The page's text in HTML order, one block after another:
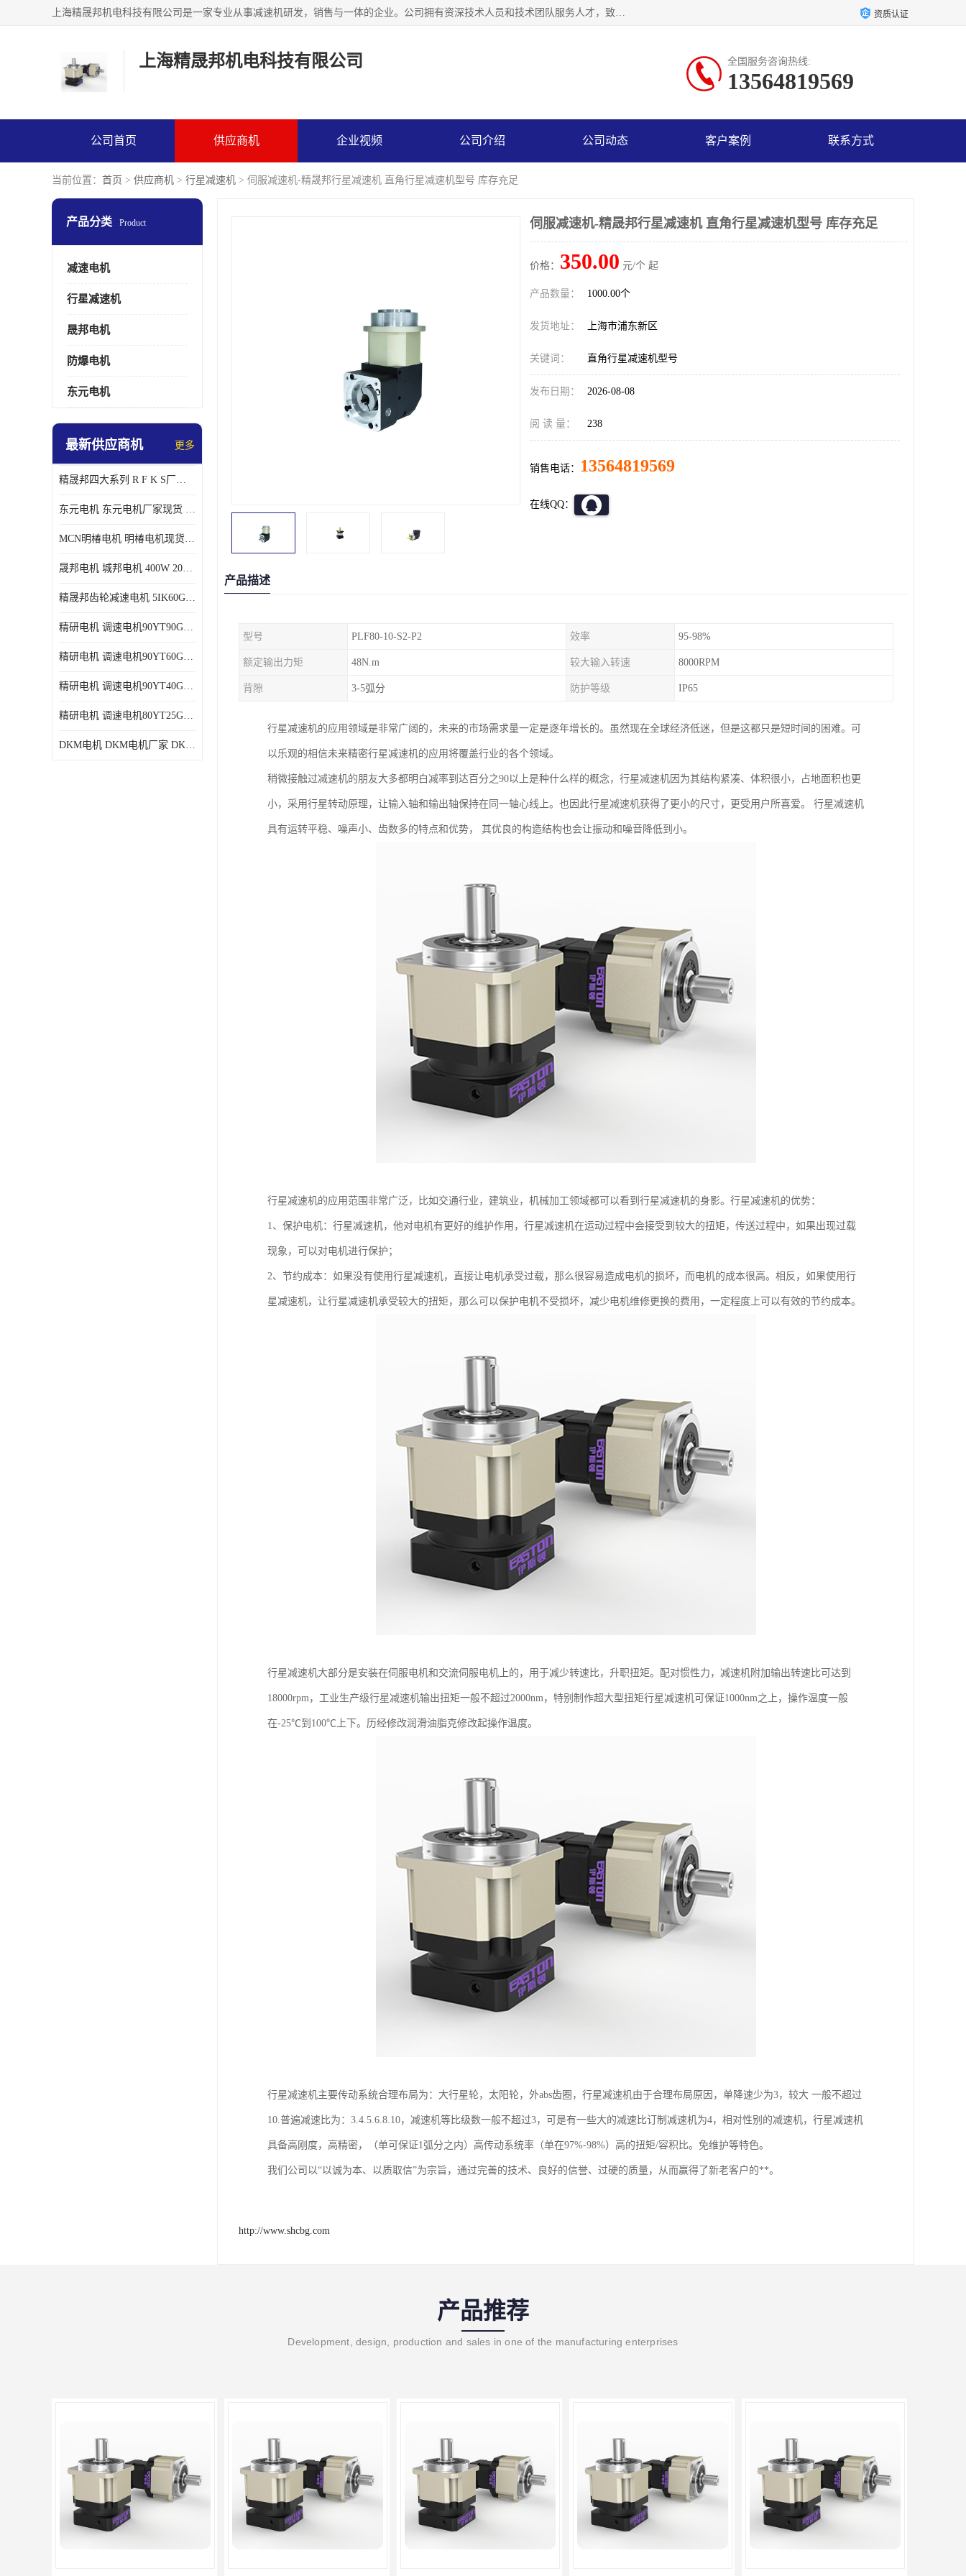
上海精晟邦机电科技有限公司是一家专业从事减速机研发，销售与一体的企业。公司拥有资深技术人员和技术团队服务人才，致力于为广大客户提供专业，细致的产品服务。主营产品有：中型减速电机，微型调速电机，精密行星减速机，蜗轮蜗杆减速机，RFKS四大系列减速机，SKM双曲面齿轮减速机，齿轮减速电机，行星减速机，防爆电机，变频器等系列；产品广泛用于汽车，船舶，能源，环保，包装，物流等领域，欢迎咨询。 资质认证
上海精晟邦机电科技有限公司 全国服务咨询热线:
13564819569
公司首页 供应商机 企业视频 公司介绍 公司动态 客户案例 联系方式
当前位置： 首页 > 供应商机 > 行星减速机 > 伺服减速机-精晟邦行星减速机 直角行星减速机型号 库存充足
产品分类 Product
减速电机
行星减速机
晟邦电机
防爆电机
东元电机
最新供应商机 更多
精晟邦四大系列 R F K S厂家现货 批发价格
东元电机 东元电机厂家现货 东元电机批发价格
MCN明椿电机 明椿电机现货 明椿电机批发价格
晟邦电机 城邦电机 400W 200W 库电机 德大库 臂电机
精晟邦齿轮减速电机 5IK60GU-CF/5IK60RGU-CF调速电机厂家现货批发价格
精研电机 调速电机90YT90GV22厂家现货批发价格
精研电机 调速电机90YT60GV22厂家现货批发价格
精研电机 调速电机90YT40GV22厂家现货批发价格
精研电机 调速电机80YT25GV22厂家现货批发价格
DKM电机 DKM电机厂家 DKM减速机现货批发价格
伺服减速机-精晟邦行星减速机 直角行星减速机型号 库存充足
价格： 350.00 元/个 起
产品数量： 1000.00个
发货地址： 上海市浦东新区
关键词： 直角行星减速机型号
发布日期： 2026-08-08
阅 读 量： 238
销售电话： 13564819569
在线QQ：
产品描述
型号 PLF80-10-S2-P2 效率 95-98%
额定输出力矩 48N.m 较大输入转速 8000RPM
背隙 3-5弧分 防护等级 IP65
行星减速机的应用领域是非常广阔的，未来的市场需求量一定是逐年增长的。虽然现在全球经济低迷，但是这都只是短时间的困难。可
以乐观的相信未来精密行星减速机的应用将覆盖行业的各个领域。
稍微接触过减速机的朋友大多都明白减率到达百分之90以上是种什么样的概念，行星减速机因为其结构紧凑、体积很小，占地面积也更
小，采用行星转动原理，让输入轴和输出轴保持在同一轴心线上。也因此行星减速机获得了更小的尺寸，更受用户所喜爱。 行星减速机
具有运转平稳、噪声小、齿数多的特点和优势， 其优良的构造结构也会让振动和噪音降低到小。
行星减速机的应用范围非常广泛，比如交通行业，建筑业，机械加工领域都可以看到行星减速机的身影。行星减速机的优势：
1、保护电机：行星减速机，他对电机有更好的维护作用，行星减速机在运动过程中会接受到较大的扭矩，传送过程中，如果出现过载
现象，可以对电机进行保护；
2、节约成本：如果没有使用行星减速机，直接让电机承受过载，那么很容易造成电机的损坏，而电机的成本很高。相反，如果使用行
星减速机，让行星减速机承受较大的扭矩，那么可以保护电机不受损坏，减少电机维修更换的费用，一定程度上可以有效的节约成本。
行星减速机大部分是安装在伺服电机和交流伺服电机上的，用于减少转速比，升职扭矩。配对惯性力，减速机附加输出转速比可达到
18000rpm，工业生产级行星减速机输出扭矩一般不超过2000nm，特别制作超大型扭矩行星减速机可保证1000nm之上，操作温度一般
在-25℃到100℃上下。历经修改润滑油脂克修改起操作温度。
行星减速机主要传动系统合理布局为：大行星轮，太阳轮，外abs齿圈，行星减速机由于合理布局原因，单降速少为3，较大 一般不超过
10.普遍减速比为：3.4.5.6.8.10，减速机等比级数一般不超过3，可是有一些大的减速比订制减速机为4，相对性别的减速机，行星减速机
具备高刚度，高精密，（单可保证1弧分之内）高传动系统率（单在97%-98%）高的扭矩/容积比。免维护等特色。
我们公司以“以诚为本、以质取信”为宗旨，通过完善的技术、良好的信誉、过硬的质量，从而赢得了新老客户的**。
http://www.shcbg.com
产品推荐
Development, design, production and sales in one of the manufacturing enterprises